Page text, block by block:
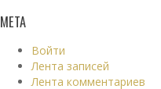
МЕТА
Войти
Лента записей
Лента комментариев